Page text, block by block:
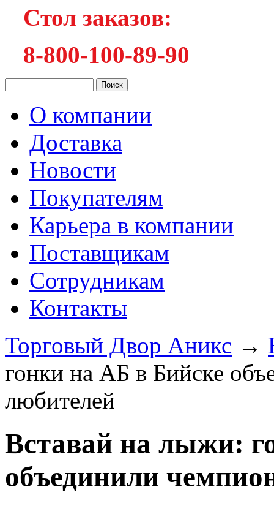
Cтол заказов:
8-800-100-89-90
О компании
Доставка
Новости
Покупателям
Карьера в компании
Поставщикам
Сотрудникам
Контакты
Торговый Двор Аникс →
гонки на АБ в Бийске
любителей
Вставай на лыжи:
объединили